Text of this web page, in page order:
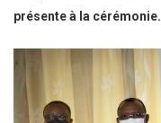
présente à la cérémonie.